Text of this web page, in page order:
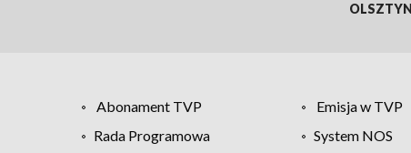
OLSZTYN
Abonament TVP Emisja w TVP
Rada Programowa
System NOS